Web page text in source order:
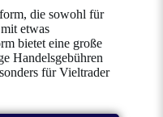
die sowohl für
etwas
bietet eine große
Handelsgebühren
für Vieltrader